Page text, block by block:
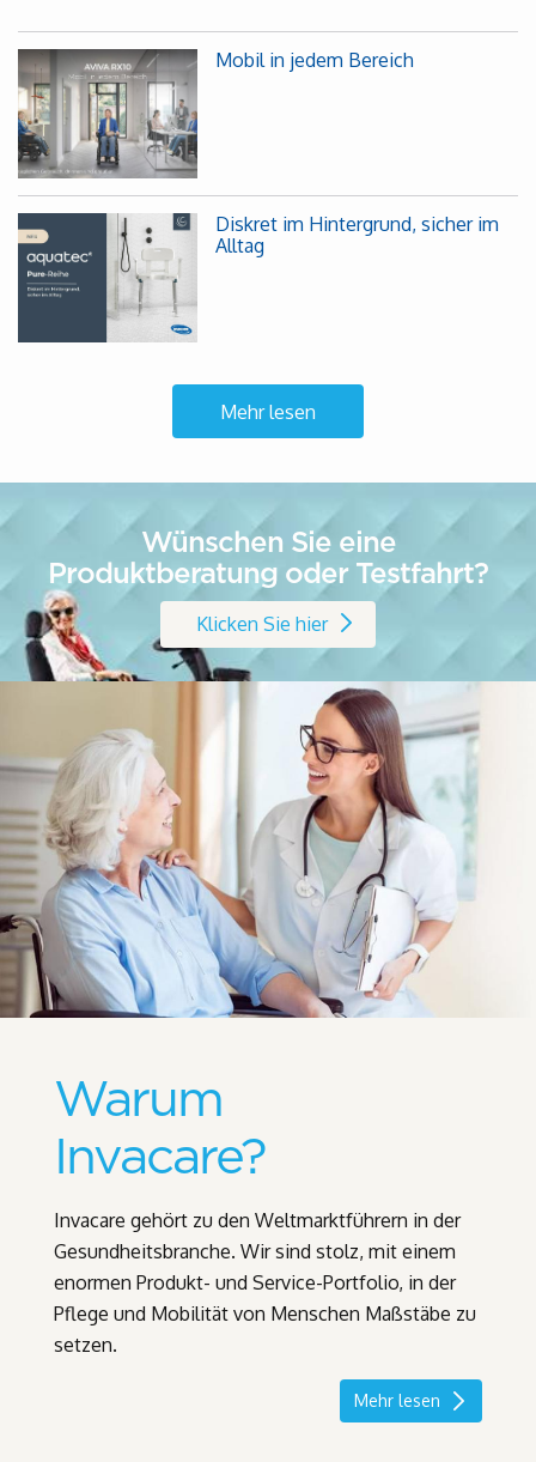
Mobil in jedem Bereich
Diskret im Hintergrund, sicher im
Alltag
Mehr lesen
Wünschen Sie eine
Produktberatung oder Testfahrt?
Klicken Sie hier
Warum
Invacare?
Invacare gehört zu den Weltmarktführern in der
Gesundheitsbranche. Wir sind stolz, mit einem
enormen Produkt- und Service-Portfolio, in der
Pflege und Mobilität von Menschen Maßstäbe zu
setzen.
Mehr lesen